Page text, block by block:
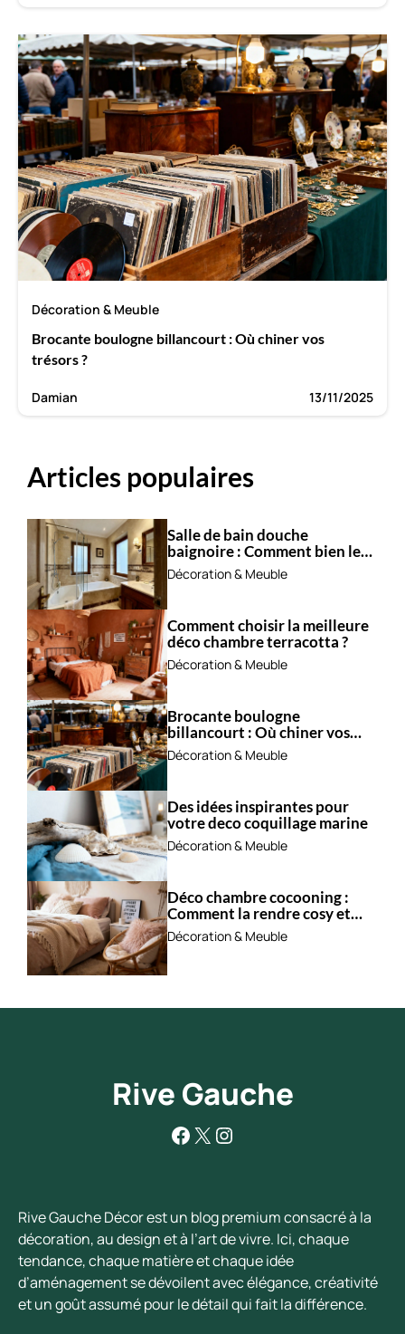
Décoration & Meuble
Brocante boulogne billancourt : Où chiner vos
trésors ?
Damian 13/11/2025
Articles populaires
Salle de bain douche
baignoire : Comment bien les
combiner ?
Décoration & Meuble
Comment choisir la meilleure
déco chambre terracotta ?
Décoration & Meuble
Brocante boulogne
billancourt : Où chiner vos
trésors ?
Décoration & Meuble
Des idées inspirantes pour
votre deco coquillage marine
Décoration & Meuble
Déco chambre cocooning :
Comment la rendre cosy et
apaisante ?
Décoration & Meuble
Rive Gauche
Facebook
X Instagram
Rive Gauche Décor est un blog premium consacré à la
décoration, au design et à l’art de vivre. Ici, chaque
tendance, chaque matière et chaque idée
d’aménagement se dévoilent avec élégance, créativité
et un goût assumé pour le détail qui fait la différence.